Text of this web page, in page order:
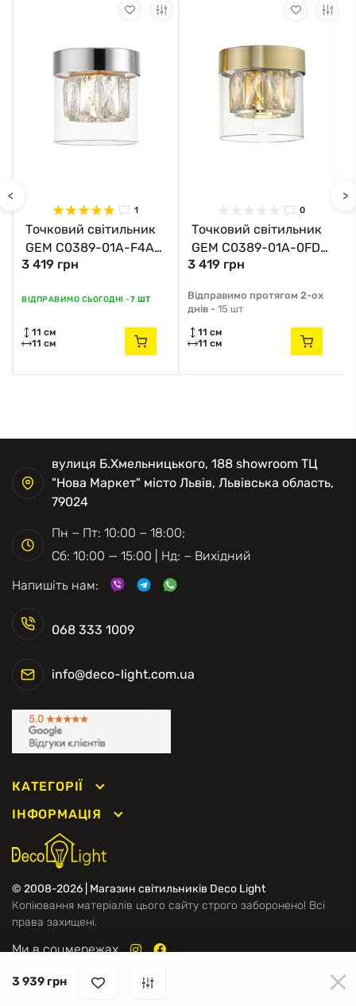
<
1
Точковий світильник
GEM C0389-01A-F4AC
Zuma Line
3 419 грн
ВІДПРАВИМО СЬОГОДНІ -7 ШТ
11 см
11 см
0
Точковий світильник
GEM C0389-01A-0FD2
Zuma Line
3 419 грн
Відправимо протягом 2-ох
днів - 15 шт
11 см
11 см
>
3 939 грн
© 2008-2026 | Магазин світильників Deco Light
Копіювання матеріалів цього сайту строго заборонено! Всі
права захищені.
Ми в соцмережах
КАТЕГОРІЇ
ІНФОРМАЦІЯ
068 333 1009
info@deco-light.com.ua
вулиця Б.Хмельницького, 188 showroom ТЦ
"Нова Маркет" місто Львів, Львівська область,
79024
Пн − Пт: 10:00 − 18:00;
Сб: 10:00 — 15:00 | Нд: − Вихідний
Напишіть нам: